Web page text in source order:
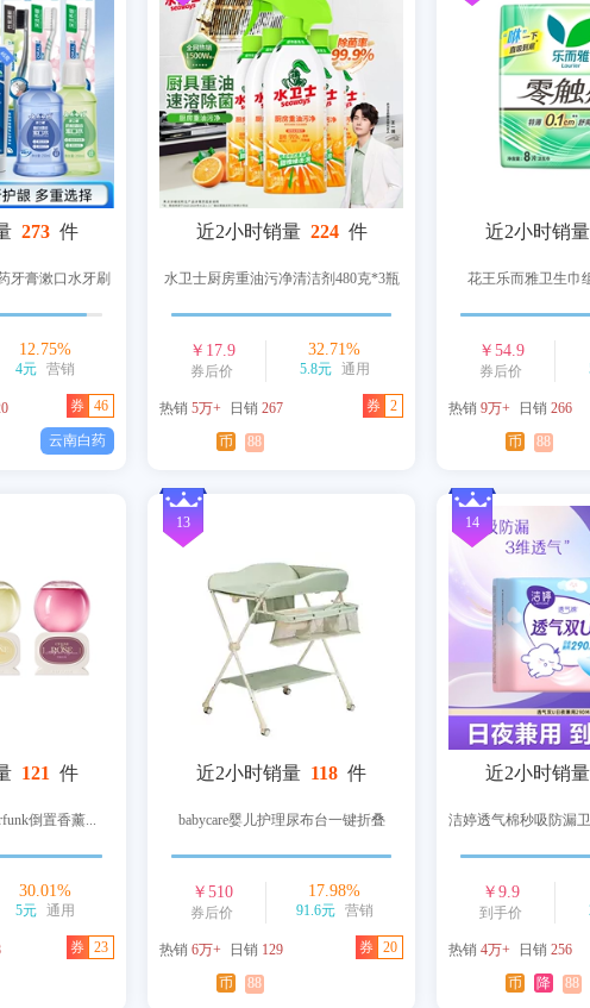
273 件
牙膏漱口水牙刷
12.75%
4元 营销
券 46
云南白药
近2小时销量 224 件
水卫士厨房重油污净清洁剂480克*3瓶
￥ 17.9
券后价
32.71%
5.8元 通用
热销 5万+ 日销 267 券 2
币 88
近2小时销量
花王乐而雅卫生巾
￥ 54.9
券后价
热销 9万+ 日销 266
币 88
121 件
倒置香薰...
30.01%
5元 通用
券 23
13
近2小时销量 118 件
babycare婴儿护理尿布台一键折叠
￥ 510
券后价
17.98%
91.6元 营销
热销 6万+ 日销 129 券 20
币 88
14
近2小时销量
洁婷透气棉秒吸防漏
￥9.9
到手价
热销 4万+ 日销 256
币
降 88